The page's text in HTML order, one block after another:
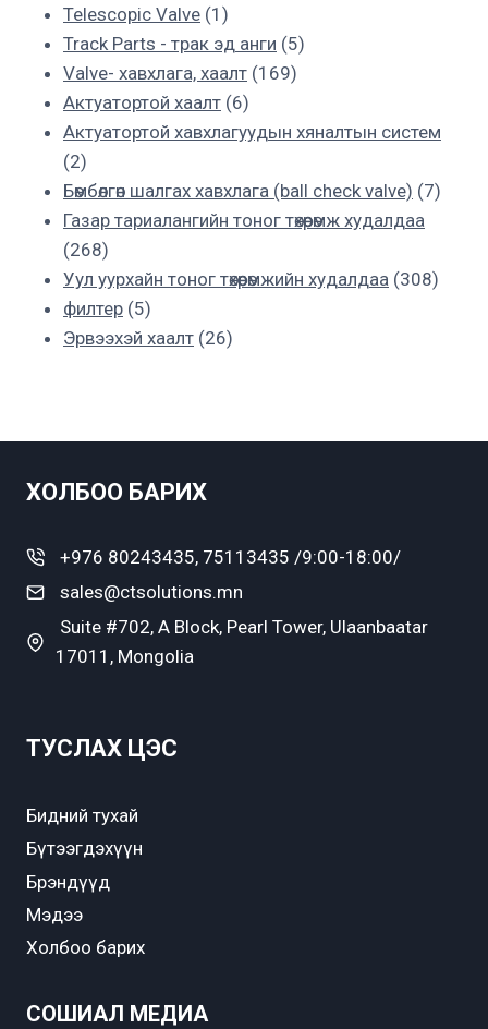
Telescopic Valve 1 1
product
Track Parts - трак эд анги 55
Valve- хавхлага, хаалт 169169
Актуатортой хаалт 66
products
Актуатортой хавхлагуудын хяналтын систем
22
products
Бөмбөлгөн шалгах хавхлага (ball check valve) 77
Газар тариалангийн тоног төхөөрөмж худалдаа
268268
products
Уул уурхайн тоног төхөөрөмжийн худалдаа 308308
филтер 55
products
Эрвээхэй хаалт 2626
ХОЛБОО БАРИХ
+976 80243435, 75113435 /9:00-18:00/
sales@ctsolutions.mn
Suite #702, A Block, Pearl Tower, Ulaanbaatar
17011, Mongolia
ТУСЛАХ ЦЭС
Бидний тухай
Бүтээгдэхүүн
Брэндүүд
Мэдээ
Холбоо барих
СОШИАЛ МЕДИА